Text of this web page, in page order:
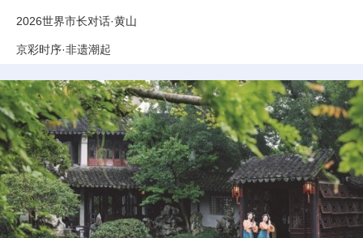
2026世界市长对话·黄山
京彩时序·非遗潮起
2026世界互联网大会亚太峰会
2026“打卡中国”网络国际传播活动
“全球南方Z世代看北京”国际传播活动
2025“打卡中国·潮涌东方”网络国际传播活动
“China Travel Story”中国游记
从云南出发